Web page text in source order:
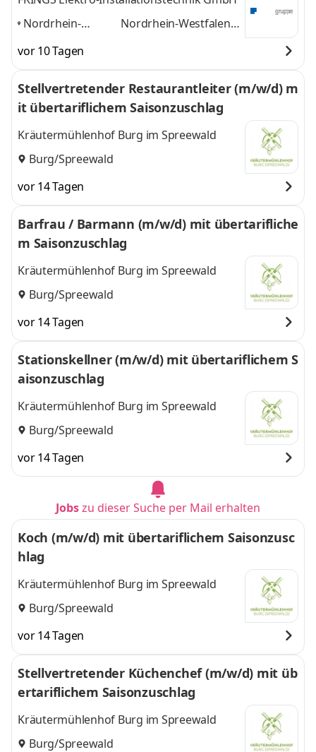
Nordrhein-
Essen, Köln,
Düsseldorf,
Nordrhein-Westfalen,
weitere
vor 10 Tagen
Stellvertretender Restaurantleiter (m/w/d) m
it übertariflichem Saisonzuschlag
Kräutermühlenhof Burg im Spreewald
Burg/Spreewald
vor 14 Tagen
Barfrau / Barmann (m/w/d) mit übertarifliche
m Saisonzuschlag
Kräutermühlenhof Burg im Spreewald
Burg/Spreewald
vor 14 Tagen
Stationskellner (m/w/d) mit übertariflichem S
aisonzuschlag
Kräutermühlenhof Burg im Spreewald
Burg/Spreewald
vor 14 Tagen
Jobszu dieser Suche per Mail erhalten
Koch (m/w/d) mit übertariflichem Saisonzusc
hlag
Kräutermühlenhof Burg im Spreewald
Burg/Spreewald
vor 14 Tagen
Stellvertretender Küchenchef (m/w/d) mit üb
ertariflichem Saisonzuschlag
Kräutermühlenhof Burg im Spreewald
Burg/Spreewald